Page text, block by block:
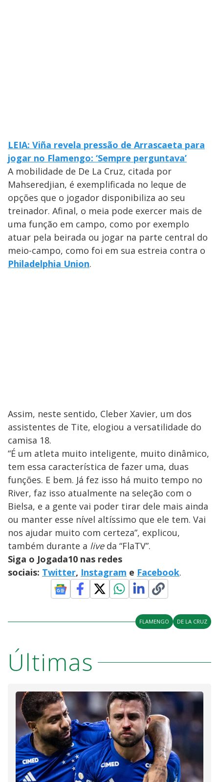
LEIA: Viña revela pressão de Arrascaeta para
jogar no Flamengo: ‘Sempre perguntava’
A mobilidade de De La Cruz, citada por
Mahseredjian, é exemplificada no leque de
opções que o jogador disponibiliza ao seu
treinador. Afinal, o meia pode exercer mais de
uma função em campo, como por exemplo
atuar pela beirada ou jogar na parte central do
meio-campo, como foi em sua estreia contra o
Philadelphia Union.
Assim, neste sentido, Cleber Xavier, um dos
assistentes de Tite, elogiou a versatilidade do
camisa 18.
“É um atleta muito inteligente, muito dinâmico,
tem essa característica de fazer uma, duas
funções. E bem. Já fez isso há muito tempo no
River, faz isso atualmente na seleção com o
Bielsa, e a gente vai poder tirar dele mais ainda
ou manter esse nível altíssimo que ele tem. Vai
nos ajudar muito com certeza”, explicou,
também durante a liveda “FlaTV”.
Siga o Jogada10 nas redes
sociais: Twitter, Instagram e Facebook.
FLAMENGO DE LA CRUZ
Últimas